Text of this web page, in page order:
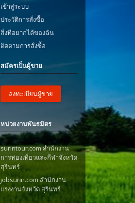
เข้าสู่ระบบ
ประวัติการสั่งซื้อ
สิ่งที่อยากได้ของฉัน
ติดตามการสั่งซื้อ
สมัครเป็นผู้ขาย
ลงทะเบียนผู้ขาย
หน่วยงานพันธมิตร
surintour.com สำนักงาน
การท่องเที่ยวและกีฬาจังหวัด
สุรินทร์
jobsurin.com สำนักงาน
แรงงานจังหวัด สุรินทร์